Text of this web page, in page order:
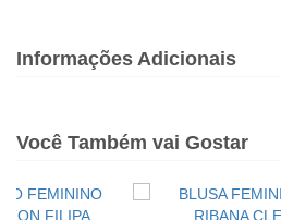
Informações Adicionais
Você Também vai Gostar